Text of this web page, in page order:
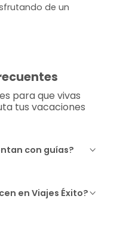
de un
para que vivas
tus vacaciones
con guías?
en Viajes Éxito?